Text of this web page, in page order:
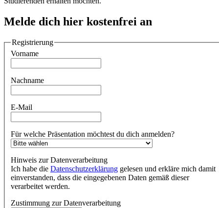
Melde dich hier kostenfrei an
Registrierung
Vorname
Nachname
E-Mail
Für welche Präsentation möchtest du dich anmelden?
Hinweis zur Datenverarbeitung
Ich habe die Datenschutzerklärung gelesen und erkläre mich damit
einverstanden, dass die eingegebenen Daten gemäß dieser
verarbeitet werden.
Zustimmung zur Datenverarbeitung